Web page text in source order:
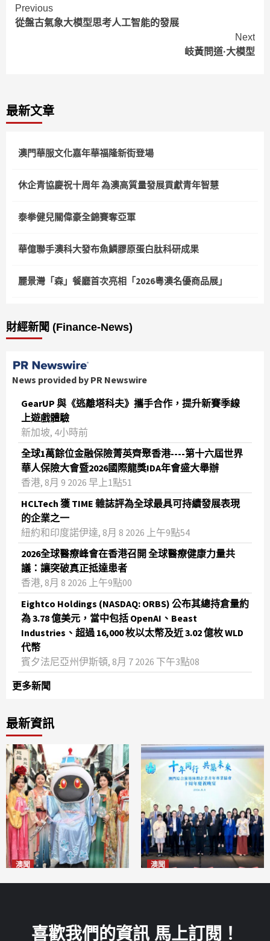
Continue
Reading
Previous
從盤古氣象大模型思考人工智能的發展
Next
岐黃問道·大模型
最新文章
澳門華服文化嘉年華福隆新街登場
休企青協慶祝十周年 為澳高質量發展貢獻青年智慧
泰拳健兒關偉豪全錦賽奪亞軍
華億聯手澳科大發布魚鱗膠原蛋白肽科研成果
麗景灣「森」餐廳首次亮相「2026粵澳名優商品展」
財經新聞 (Finance-News)
News provided by PR Newswire
GearUP 與《逃離塔科夫》攜手合作，提升新賽季線
上遊戲體驗
新加坡, 4小時前
全球1萬餘位金融保險菁英齊聚香港----第十六屆世界
華人保險大會暨2026國際龍獎IDA年會盛大舉辦
香港, 8月 9 2026 早上1點51
HCLTech 獲 TIME 雜誌評為全球最具可持續發展表現
的企業之一
紐約和印度諾伊達, 8月 8 2026 上午9點54
2026全球醫療峰會在香港召開 全球醫療健康力量共
議：讓突破真正抵達患者
香港, 8月 8 2026 上午9點00
Eightco Holdings (NASDAQ: ORBS) 公布其總持倉量約
為 3.78 億美元，當中包括 OpenAI、Beast
Industries、超過 16,000 枚以太幣及近 3.02 億枚 WLD
代幣
賓夕法尼亞州伊斯頓, 8月 7 2026 下午3點08
更多新聞
最新資訊
澳聞 澳聞
喜歡我們的資訊 馬上訂閱！